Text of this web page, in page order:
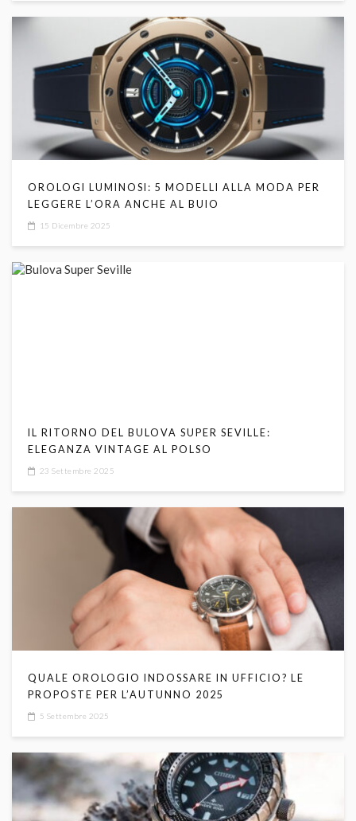
OROLOGI LUMINOSI: 5 MODELLI ALLA MODA PER
LEGGERE L’ORA ANCHE AL BUIO
15 Dicembre 2025
IL RITORNO DEL BULOVA SUPER SEVILLE:
ELEGANZA VINTAGE AL POLSO
23 Settembre 2025
QUALE OROLOGIO INDOSSARE IN UFFICIO? LE
PROPOSTE PER L’AUTUNNO 2025
5 Settembre 2025